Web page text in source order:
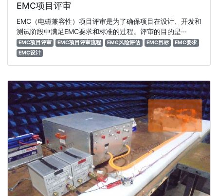
EMC项目评审
EMC（电磁兼容性）项目评审是为了确保项目在设计、开发和
测试阶段中满足EMC要求和标准的过程。评审的目的是···
EMC项目评审 EMC项目评审流程 EMC风险评估 EMC目标
EMC要求
EMC设计